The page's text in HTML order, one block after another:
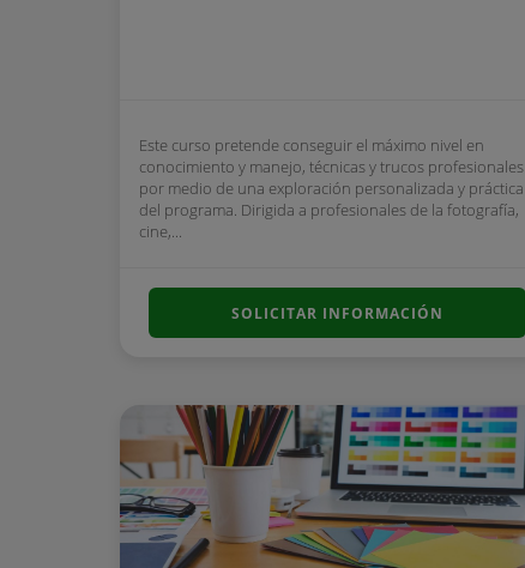
Este curso pretende conseguir el máximo nivel en
conocimiento y manejo, técnicas y trucos profesionales
por medio de una exploración personalizada y práctica
del programa. Dirigida a profesionales de la fotografía,
cine,...
SOLICITAR INFORMACIÓN